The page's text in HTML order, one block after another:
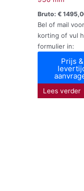
Bruto:€
Bel of mail voor
korting of vul
formulier in:
Prijs &
Lees verder